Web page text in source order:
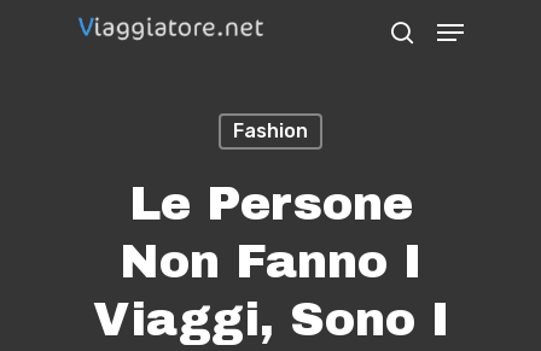
Menu
Fashion
Le Persone
Non Fanno I
Viaggi, Sono I